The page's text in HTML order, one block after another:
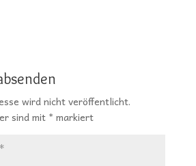
wird nicht veröffentlicht.
sind mit * markiert